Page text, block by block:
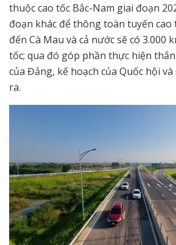
thuộc cao tốc Bắc-Nam giai đoạn
đoạn khác để thông toàn tuyến cao
đến Cà Mau và cả nước sẽ có 3.000
tốc; qua đó góp phần thực hiện
của Đảng, kế hoạch của Quốc hội
ra.